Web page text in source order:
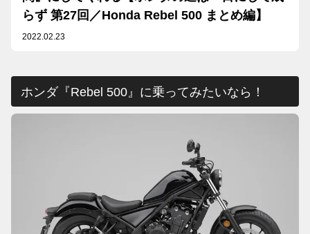
らず 第27回／Honda Rebel 500 まとめ編】
2022.02.23
ホンダ『Rebel 500』に乗ってみたいなら！